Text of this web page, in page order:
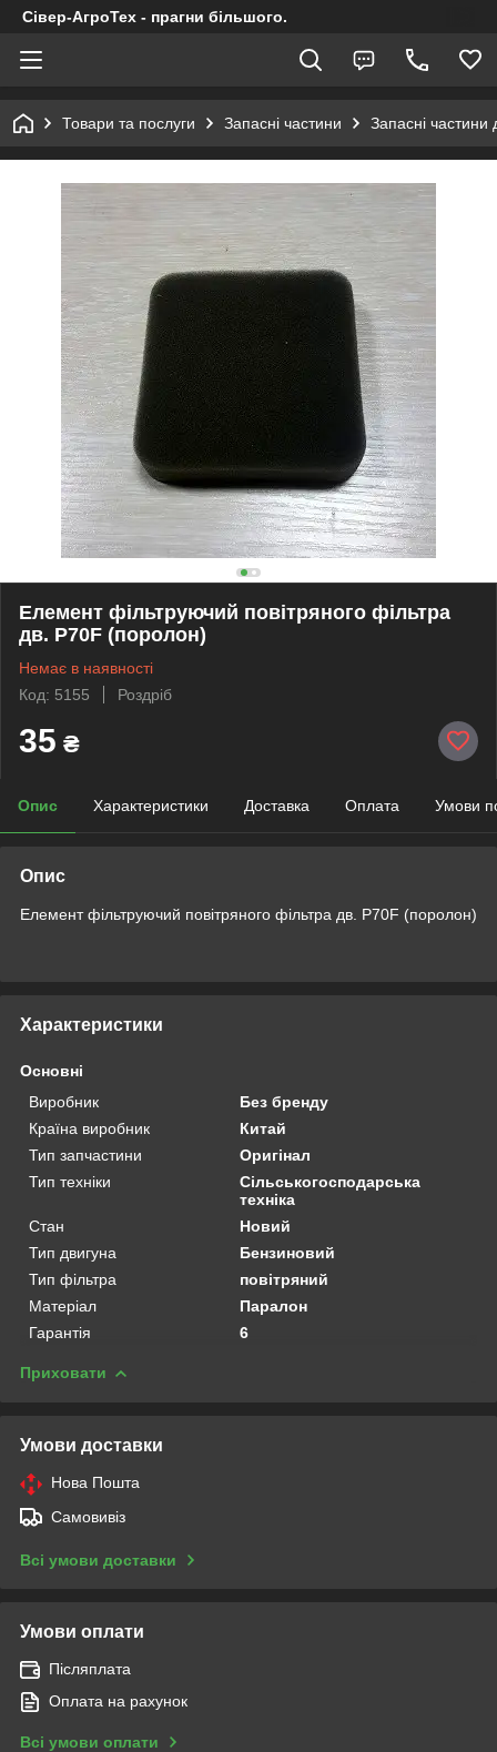
Сівер-АгроТех - прагни більшого.
Товари та послуги Запасні частини Запасні частини
Елемент фільтруючий повітряного фільтра
дв. P70F (поролон)
Немає в наявності
Код: 5155
Роздріб
35 ₴
Опис Характеристики Доставка Оплата Умови
Опис
Елемент фільтруючий повітряного фільтра дв. P70F (поролон)
Характеристики
Основні
Виробник
Без бренду
Країна виробник
Китай
Тип запчастини
Оригінал
Тип техніки
Сільськогосподарська
техніка
Стан
Новий
Тип двигуна
Бензиновий
Тип фільтра
повітряний
Матеріал
Паралон
Гарантія
6
Приховати
Умови доставки
Нова Пошта
Самовивіз
Всі умови доставки
Умови оплати
Післяплата
Оплата на рахунок
Всі умови оплати